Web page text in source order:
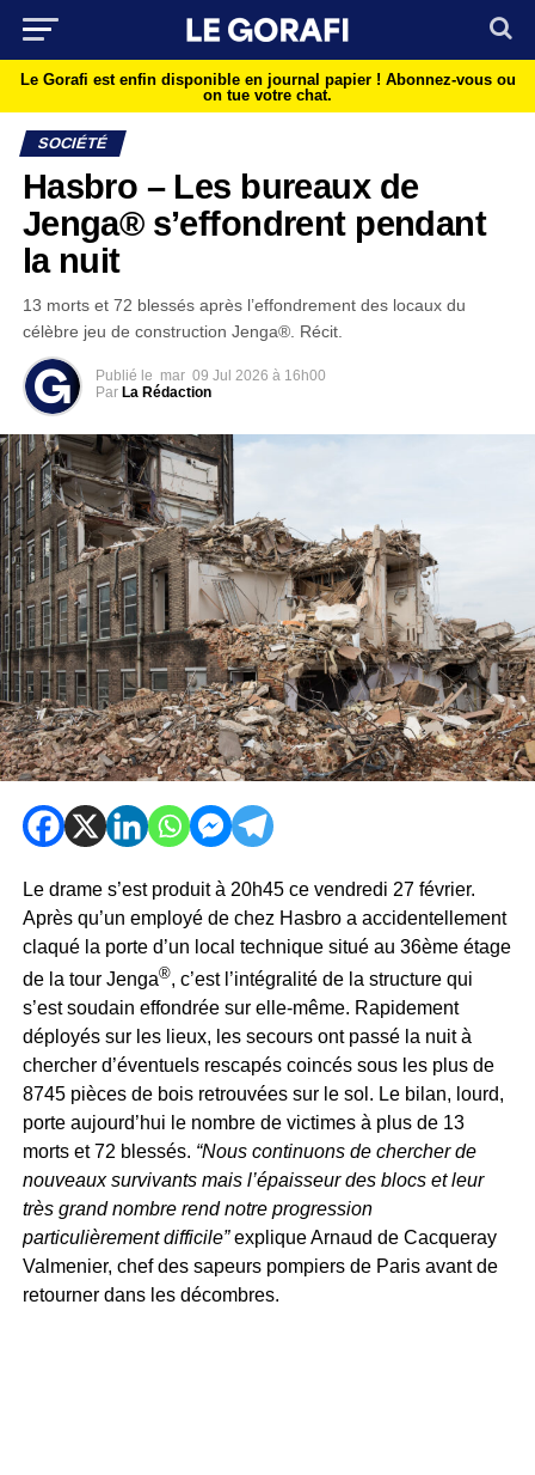
Le Gorafi est enfin disponible en journal papier ! Abonnez-vous ou
on tue votre chat.
SOCIÉTÉ
Hasbro – Les bureaux de
Jenga® s’effondrent pendant
la nuit
13 morts et 72 blessés après l’effondrement des locaux du
célèbre jeu de construction Jenga®. Récit.
Publié le mar 09 Jul 2026 à 16h00
Par La Rédaction
Le drame s’est produit à 20h45 ce vendredi 27 février.
Après qu’un employé de chez Hasbro a accidentellement
claqué la porte d’un local technique situé au 36ème étage
de la tour Jenga®, c’est l’intégralité de la structure qui
s’est soudain effondrée sur elle-même. Rapidement
déployés sur les lieux, les secours ont passé la nuit à
chercher d’éventuels rescapés coincés sous les plus de
8745 pièces de bois retrouvées sur le sol. Le bilan, lourd,
porte aujourd’hui le nombre de victimes à plus de 13
morts et 72 blessés. “Nous continuons de chercher de
nouveaux survivants mais l’épaisseur des blocs et leur
très grand nombre rend notre progression
particulièrement difficile”explique Arnaud de Cacqueray
Valmenier, chef des sapeurs pompiers de Paris avant de
retourner dans les décombres.